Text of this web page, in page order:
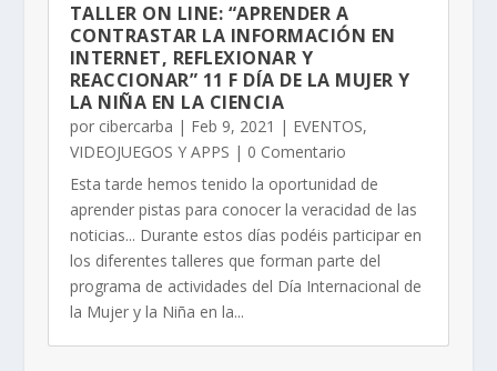
TALLER ON LINE: “APRENDER A
CONTRASTAR LA INFORMACIÓN EN
INTERNET, REFLEXIONAR Y
REACCIONAR” 11 F DÍA DE LA MUJER Y
LA NIÑA EN LA CIENCIA
por cibercarba | Feb 9, 2021 | EVENTOS,
VIDEOJUEGOS Y APPS | 0 Comentario
Esta tarde hemos tenido la oportunidad de
aprender pistas para conocer la veracidad de las
noticias... Durante estos días podéis participar en
los diferentes talleres que forman parte del
programa de actividades del Día Internacional de
la Mujer y la Niña en la...